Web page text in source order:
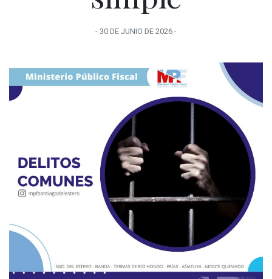
- 30 DE JUNIO DE 2026 -